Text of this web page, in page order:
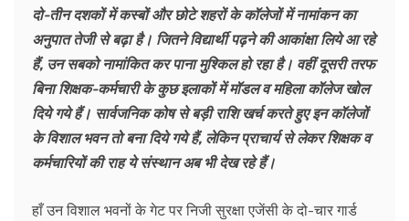
दो-तीन दशकों में कस्बों और छोटे शहरों के कॉलेजों में नामांकन का
अनुपात तेजी से बढ़ा है। जितने विद्यार्थी पढ़ने की आकांक्षा लिये आ रहे
हैं, उन सबको नामांकित कर पाना मुश्किल हो रहा है। वहीं दूसरी तरफ
बिना शिक्षक-कर्मचारी के कुछ इलाकों में मॉडल व महिला कॉलेज खोल
दिये गये हैं। सार्वजनिक कोष से बड़ी राशि खर्च करते हुए इन कॉलेजों
के विशाल भवन तो बना दिये गये हैं, लेकिन प्राचार्य से लेकर शिक्षक व
कर्मचारियों की राह ये संस्थान अब भी देख रहे हैं।
हाँ उन विशाल भवनों के गेट पर निजी सुरक्षा एजेंसी के दो-चार गार्ड